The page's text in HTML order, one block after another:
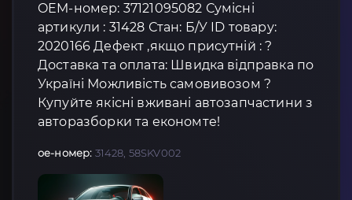
OEM-номер: 37121095082 Сумісні
артикули : 31428 Стан: Б/У ID товару:
2020166 Дефект ,якщо присутній : ?
Доставка та оплата: Швидка відправка по
Україні Можливість самовивозом ?
Купуйте якісні вживані автозапчастини з
авторазборки та економте!
oe-номер: 31428, 58SKV002